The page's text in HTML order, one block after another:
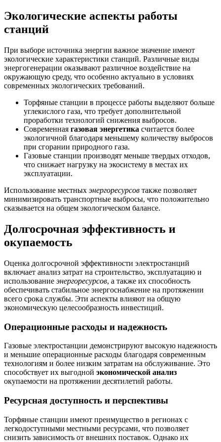
Экологические аспекты работы
станций
При выборе источника энергии важное значение имеют
экологические характеристики станций. Различные виды
энергогенерации оказывают различное воздействие на
окружающую среду, что особенно актуально в условиях
современных экологических требований.
Торфяные станции в процессе работы выделяют больше
углекислого газа, что требует дополнительной
проработки технологий снижения выбросов.
Современная газовая энергетика считается более
экологичной благодаря меньшему количеству выбросов
при сгорании природного газа.
Газовые станции производят меньше твердых отходов,
что снижает нагрузку на экосистему в местах их
эксплуатации.
Использование местных энергоресурсов также позволяет
минимизировать транспортные выбросы, что положительно
сказывается на общем экологическом балансе.
Долгосрочная эффективность и
окупаемость
Оценка долгосрочной эффективности электростанций
включает анализ затрат на строительство, эксплуатацию и
использование энергоресурсов, а также их способность
обеспечивать стабильное энергоснабжение на протяжении
всего срока службы. Эти аспекты влияют на общую
экономическую целесообразность инвестиций.
Операционные расходы и надежность
Газовые электростанции демонстрируют высокую надежность
и меньшие операционные расходы благодаря современным
технологиям и более низким затратам на обслуживание. Это
способствует их выгодной экономической анализ
окупаемости на протяжении десятилетий работы.
Ресурсная доступность и перспективы
Торфяные станции имеют преимущество в регионах с
легкодоступными местными ресурсами, что позволяет
снизить зависимость от внешних поставок. Однако их